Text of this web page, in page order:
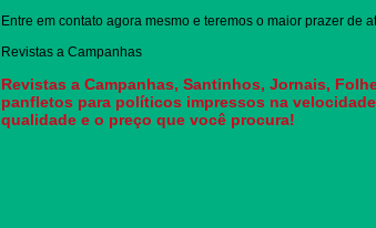
Entre em contato agora mesmo e teremos o maior prazer de
Revistas a Campanhas
Revistas a Campanhas, Santinhos, Jornais,
panfletos para políticos impressos na
qualidade e o preço que você procura!